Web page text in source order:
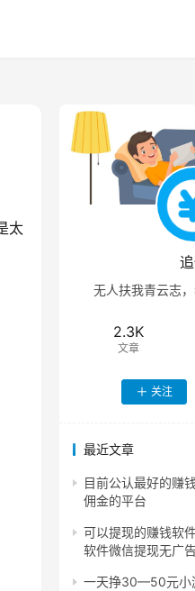
太
无人扶我青云志，
2.3K
文章
关注
最近文章
目前公认最好的赚
佣金的平台
可以提现的赚钱软
软件微信提现无广
一天挣30—50元小